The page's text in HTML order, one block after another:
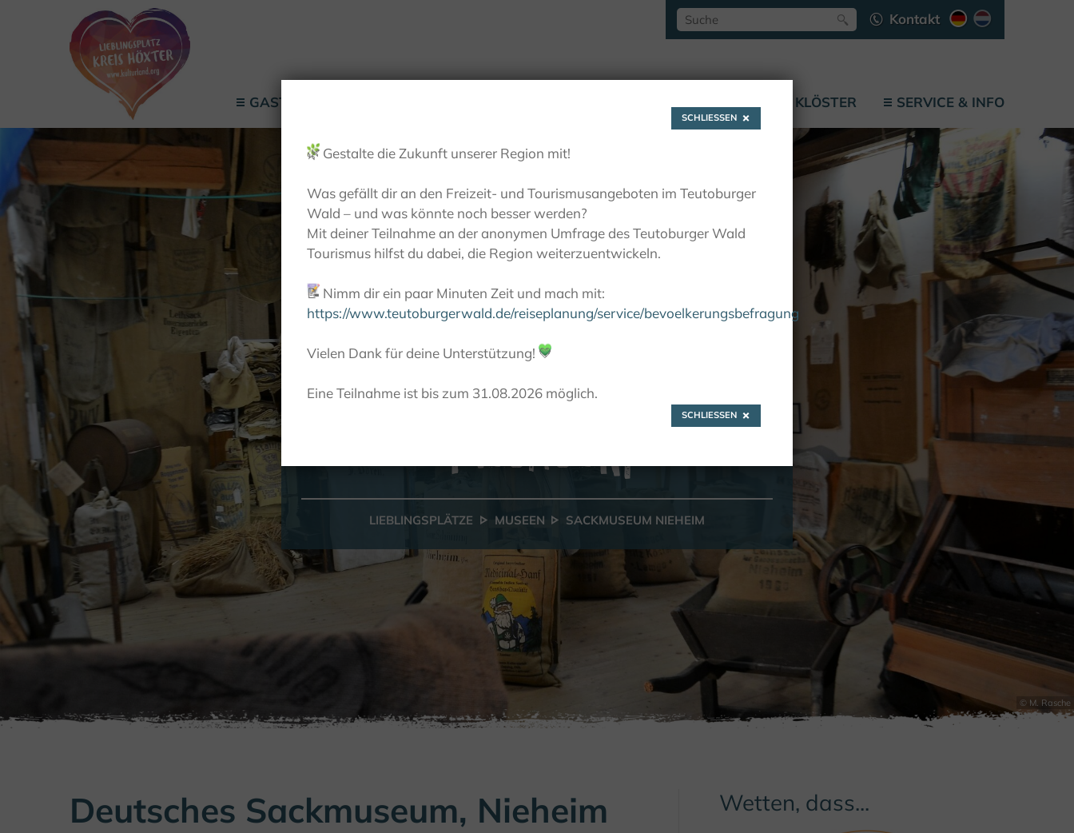
Kontakt
GASTGEBER KLÖSTER SERVICE & INFO
Sackmuseum
Nieheim
LIEBLINGSPLÄTZE MUSEEN SACKMUSEUM NIEHEIM
© M. Rasche
Deutsches Sackmuseum, Nieheim Wetten, dass...
SCHLIESSEN
🌿 Gestalte die Zukunft unserer Region mit!
Was gefällt dir an den Freizeit- und Tourismusangeboten im Teutoburger
Wald – und was könnte noch besser werden?
Mit deiner Teilnahme an der anonymen Umfrage des Teutoburger Wald
Tourismus hilfst du dabei, die Region weiterzuentwickeln.
📝 Nimm dir ein paar Minuten Zeit und mach mit:
https://www.teutoburgerwald.de/reiseplanung/service/bevoelkerungsbefragung
Vielen Dank für deine Unterstützung! 💚
Eine Teilnahme ist bis zum 31.08.2026 möglich.
SCHLIESSEN